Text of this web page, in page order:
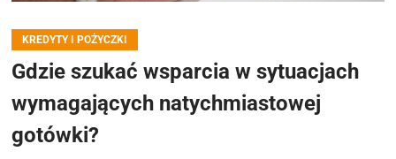
KREDYTY I POŻYCZKI
Gdzie szukać wsparcia w sytuacjach
wymagających natychmiastowej
gotówki?